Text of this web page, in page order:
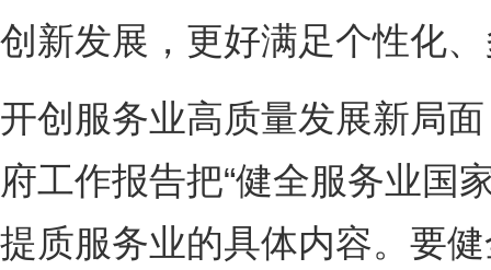
创新发展，更好满足个性化
开创服务业高质量发展新局
府工作报告把“健全服务业国
提质服务业的具体内容。要